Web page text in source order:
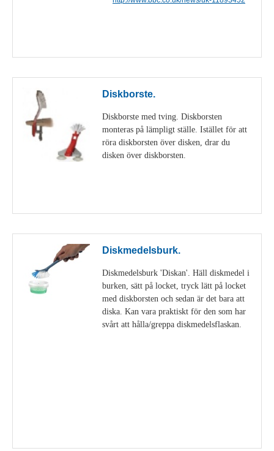
Diskborste.
Diskborste med tving. Diskborsten
monteras på lämpligt ställe. Istället för att
röra diskborsten över disken, drar du
disken över diskborsten.
Diskmedelsburk.
Diskmedelsburk 'Diskan'. Häll diskmedel i
burken, sätt på locket, tryck lätt på locket
med diskborsten och sedan är det bara att
diska. Kan vara praktiskt för den som har
svårt att hålla/greppa diskmedelsflaskan.